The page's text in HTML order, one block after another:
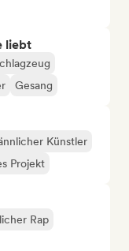
liebt
Gesang
Künstler
Projekt
Rap